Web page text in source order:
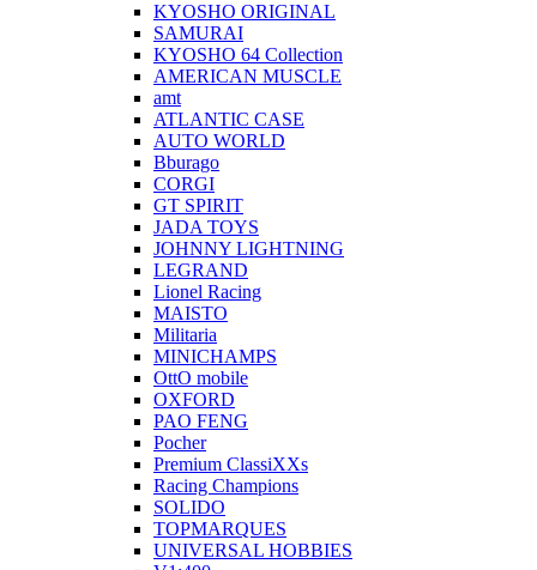
KYOSHO ORIGINAL
SAMURAI
KYOSHO 64 Collection
AMERICAN MUSCLE
amt
ATLANTIC CASE
AUTO WORLD
Bburago
CORGI
GT SPIRIT
JADA TOYS
JOHNNY LIGHTNING
LEGRAND
Lionel Racing
MAISTO
Militaria
MINICHAMPS
OttO mobile
OXFORD
PAO FENG
Pocher
Premium ClassiXXs
Racing Champions
SOLIDO
TOPMARQUES
UNIVERSAL HOBBIES